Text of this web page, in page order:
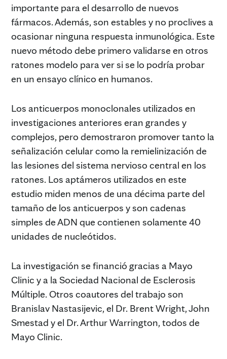
importante para el desarrollo de nuevos
fármacos. Además, son estables y no proclives a
ocasionar ninguna respuesta inmunológica. Este
nuevo método debe primero validarse en otros
ratones modelo para ver si se lo podría probar
en un ensayo clínico en humanos.
Los anticuerpos monoclonales utilizados en
investigaciones anteriores eran grandes y
complejos, pero demostraron promover tanto la
señalización celular como la remielinización de
las lesiones del sistema nervioso central en los
ratones. Los aptámeros utilizados en este
estudio miden menos de una décima parte del
tamaño de los anticuerpos y son cadenas
simples de ADN que contienen solamente 40
unidades de nucleótidos.
La investigación se financió gracias a Mayo
Clinic y a la Sociedad Nacional de Esclerosis
Múltiple. Otros coautores del trabajo son
Branislav Nastasijevic, el Dr. Brent Wright, John
Smestad y el Dr. Arthur Warrington, todos de
Mayo Clinic.